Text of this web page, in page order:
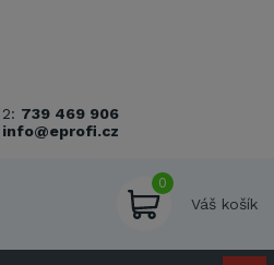
739 469 906
info@eprofi.cz
0
Váš košík